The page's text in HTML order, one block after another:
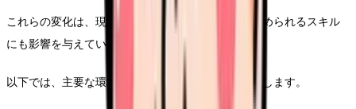
これらの変化は、現場で働く看護師の業務内容や求められるスキル
にも影響を与えています。
以下では、主要な環境変化とその影響について解説します。